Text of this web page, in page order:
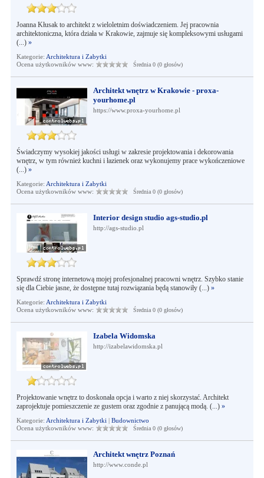
Joanna Kłusak to architekt z wieloletnim doświadczeniem. Jej pracownia
architektoniczna, która działa w Krakowie, zajmuje się kompleksowymi usługami
(...) »
Kategorie: Architektura i Zabytki
Ocena użytkowników www:
Średnia 0 (0 głosów)
Architekt wnętrz w Krakowie - proxa-
yourhome.pl
https://www.proxa-yourhome.pl
Świadczymy wysokiej jakości usługi w zakresie projektowania i dekorowania
wnętrz, w tym również kuchni i łazienek oraz wykonujemy prace wykończeniowe
(...) »
Kategorie: Architektura i Zabytki
Ocena użytkowników www:
Średnia 0 (0 głosów)
Interior design studio ags-studio.pl
http://ags-studio.pl
Sprawdź stronę internetową mojej profesjonalnej pracowni wnętrz. Szybko stanie
się dla Ciebie jasne, że dostępne tutaj rozwiązania będą stanowiły (...) »
Kategorie: Architektura i Zabytki
Ocena użytkowników www:
Średnia 0 (0 głosów)
Izabela Widomska
http://izabelawidomska.pl
Projektowanie wnętrz to doskonała opcja i warto z niej skorzystać. Architekt
zaprojektuje pomieszczenie ze gustem oraz zgodnie z panującą modą. (...) »
Kategorie: Architektura i Zabytki | Budownictwo
Ocena użytkowników www:
Średnia 0 (0 głosów)
Architekt wnętrz Poznań
http://www.conde.pl